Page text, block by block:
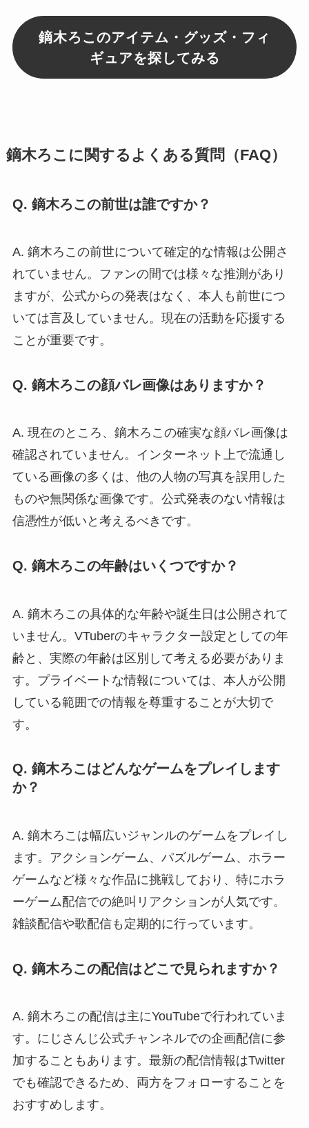
鏑木ろこのアイテム・グッズ・フィ
ギュアを探してみる
鏑木ろこに関するよくある質問（FAQ）
Q. 鏑木ろこの前世は誰ですか？
A. 鏑木ろこの前世について確定的な情報は公開さ
れていません。ファンの間では様々な推測があり
ますが、公式からの発表はなく、本人も前世につ
いては言及していません。現在の活動を応援する
ことが重要です。
Q. 鏑木ろこの顔バレ画像はありますか？
A. 現在のところ、鏑木ろこの確実な顔バレ画像は
確認されていません。インターネット上で流通し
ている画像の多くは、他の人物の写真を誤用した
ものや無関係な画像です。公式発表のない情報は
信憑性が低いと考えるべきです。
Q. 鏑木ろこの年齢はいくつですか？
A. 鏑木ろこの具体的な年齢や誕生日は公開されて
いません。VTuberのキャラクター設定としての年
齢と、実際の年齢は区別して考える必要がありま
す。プライベートな情報については、本人が公開
している範囲での情報を尊重することが大切で
す。
Q. 鏑木ろこはどんなゲームをプレイします
か？
A. 鏑木ろこは幅広いジャンルのゲームをプレイし
ます。アクションゲーム、パズルゲーム、ホラー
ゲームなど様々な作品に挑戦しており、特にホラ
ーゲーム配信での絶叫リアクションが人気です。
雑談配信や歌配信も定期的に行っています。
Q. 鏑木ろこの配信はどこで見られますか？
A. 鏑木ろこの配信は主にYouTubeで行われていま
す。にじさんじ公式チャンネルでの企画配信に参
加することもあります。最新の配信情報はTwitter
でも確認できるため、両方をフォローすることを
おすすめします。